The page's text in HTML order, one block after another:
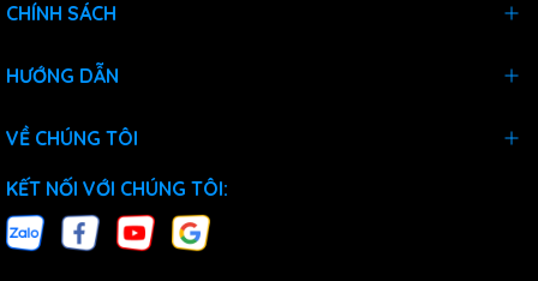
CHÍNH SÁCH
HƯỚNG DẪN
VỀ CHÚNG TÔI
KẾT NỐI VỚI CHÚNG TÔI: